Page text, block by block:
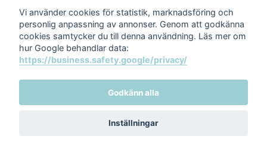
Vi använder cookies för statistik, marknadsföring och
personlig anpassning av annonser. Genom att godkänna
cookies samtycker du till denna användning. Läs mer om
hur Google behandlar data:
https://business.safety.google/privacy/
Godkänn alla
Inställningar